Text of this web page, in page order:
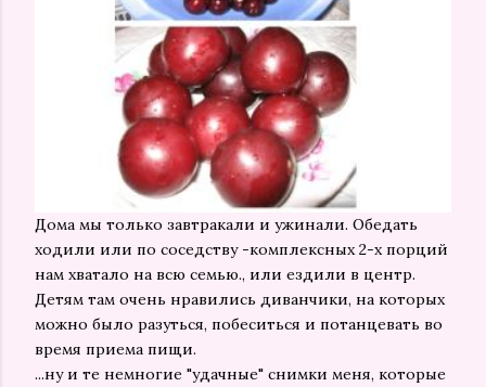
Дома мы только завтракали и ужинали. Обедать
ходили или по соседству -комплексных 2-х порций
нам хватало на всю семью., или ездили в центр.
Детям там очень нравились диванчики, на которых
можно было разуться, побеситься и потанцевать во
время приема пищи.
...ну и те немногие "удачные" снимки меня, которые